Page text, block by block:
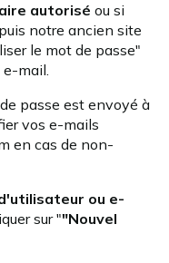
autorisé ou si
notre ancien site
le mot de passe"
mail.
passe est envoyé à
vos e-mails
en cas de non-
ou e-
sur ""Nouvel